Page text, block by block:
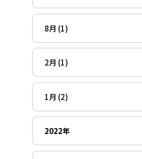
8月 (1)
2月 (1)
1月 (2)
2022年